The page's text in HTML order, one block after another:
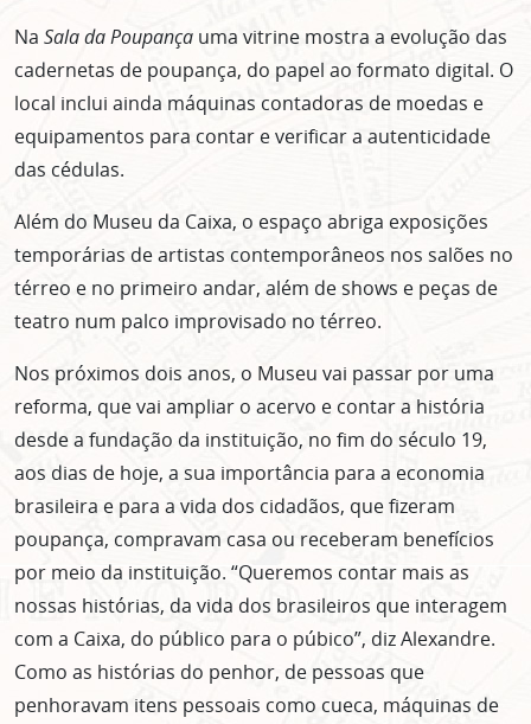
Na Sala da Poupança uma vitrine mostra a evolução das
cadernetas de poupança, do papel ao formato digital. O
local inclui ainda máquinas contadoras de moedas e
equipamentos para contar e verificar a autenticidade
das cédulas.
Além do Museu da Caixa, o espaço abriga exposições
temporárias de artistas contemporâneos nos salões no
térreo e no primeiro andar, além de shows e peças de
teatro num palco improvisado no térreo.
Nos próximos dois anos, o Museu vai passar por uma
reforma, que vai ampliar o acervo e contar a história
desde a fundação da instituição, no fim do século 19,
aos dias de hoje, a sua importância para a economia
brasileira e para a vida dos cidadãos, que fizeram
poupança, compravam casa ou receberam benefícios
por meio da instituição. “Queremos contar mais as
nossas histórias, da vida dos brasileiros que interagem
com a Caixa, do público para o púbico”, diz Alexandre.
Como as histórias do penhor, de pessoas que
penhoravam itens pessoais como cueca, máquinas de